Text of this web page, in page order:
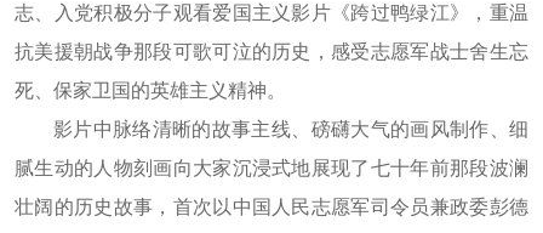
志、入党积极分子观看爱国主义影片《跨过鸭绿江》，重温
抗美援朝战争那段可歌可泣的历史，感受志愿军战士舍生忘
死、保家卫国的英雄主义精神。
影片中脉络清晰的故事主线、磅礴大气的画风制作、细
腻生动的人物刻画向大家沉浸式地展现了七十年前那段波澜
壮阔的历史故事，首次以中国人民志愿军司令员兼政委彭德